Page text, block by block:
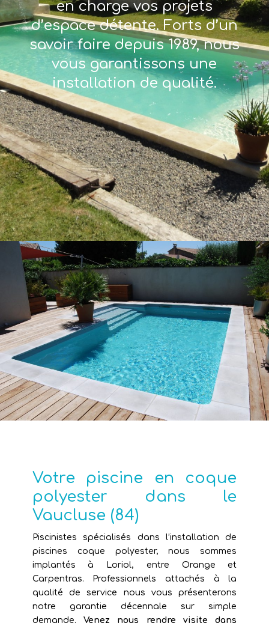
en charge vos projets
d’espace détente. Forts d’un
savoir faire depuis 1989, nous
vous garantissons une
installation de qualité.
Votre piscine en coque
polyester dans le
Vaucluse (84)
Piscinistes spécialisés dans l’installation de
piscines coque polyester, nous sommes
implantés à Loriol, entre Orange et
Carpentras. Professionnels attachés à la
qualité de service nous vous présenterons
notre garantie décennale sur simple
demande.Venez nous rendre visite dans